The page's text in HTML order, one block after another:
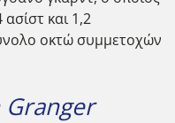
και 1,2
οκτώ συμμετοχών
Granger